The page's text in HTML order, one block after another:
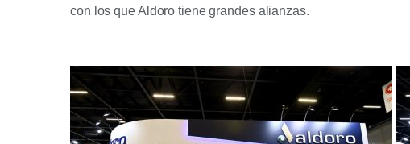
con los que Aldoro tiene grandes alianzas.